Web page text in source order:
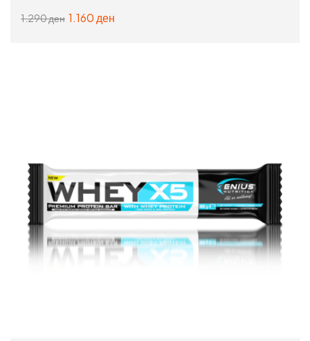
1.290ден 1.160ден